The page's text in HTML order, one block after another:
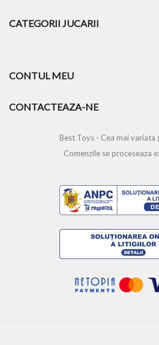
CATEGORII JUCARII
CONTUL MEU
CONTACTEAZA-NE
Best Toys - Cea mai variata
Comenzile se proceseaza